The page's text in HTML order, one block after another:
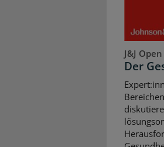
J&J
Der